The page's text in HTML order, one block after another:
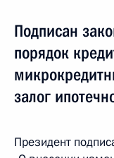
Подписан
порядок
залог
Президент